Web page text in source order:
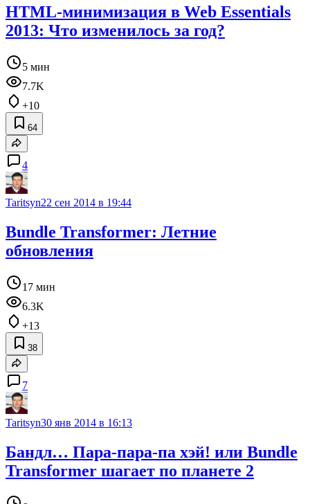
HTML-минимизация в Web Essentials
2013: Что изменилось за год?
5 мин
7.7K
+10
64
4
Taritsyn22 сен 2014 в 19:44
Bundle Transformer: Летние
обновления
17 мин
6.3K
+13
38
7
Taritsyn30 янв 2014 в 16:13
Бандл… Пара-пара-па хэй! или Bundle
Transformer шагает по планете 2